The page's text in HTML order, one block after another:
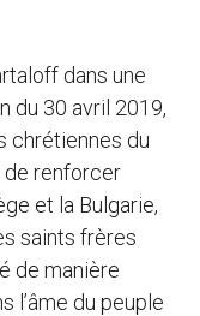
dans une
du 30 avril 2019,
chrétiennes du
de renforcer
et la Bulgarie,
saints frères
de manière
l’âme du peuple